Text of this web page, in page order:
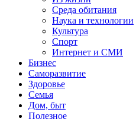
Среда обитания
Наука и технологии
Культура
Спорт
Интернет и СМИ
Бизнес
Саморазвитие
Здоровье
Семья
Дом, быт
Полезное